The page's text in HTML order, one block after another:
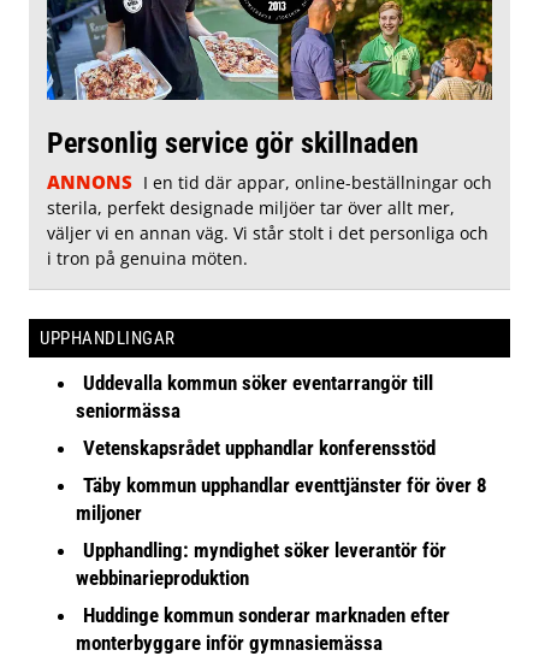
Personlig service gör skillnaden
ANNONS I en tid där appar, online-beställningar och
sterila, perfekt designade miljöer tar över allt mer,
väljer vi en annan väg. Vi står stolt i det personliga och
i tron på genuina möten.
UPPHANDLINGAR
Uddevalla kommun söker eventarrangör till
seniormässa
Vetenskapsrådet upphandlar konferensstöd
Täby kommun upphandlar eventtjänster för över 8
miljoner
Upphandling: myndighet söker leverantör för
webbinarieproduktion
Huddinge kommun sonderar marknaden efter
monterbyggare inför gymnasiemässa